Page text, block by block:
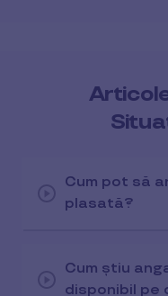
Cum pot să
plasată?
Cum știu
disponibil pe